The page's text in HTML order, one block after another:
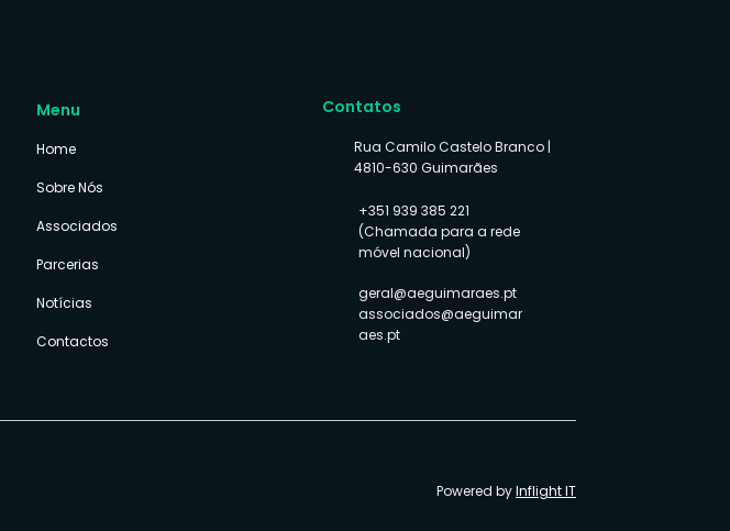
Menu
Home
Sobre Nós
Associados
Parcerias
Notícias
Contactos
Contatos
Rua Camilo Castelo Branco |
4810-630 Guimarães
+351 939 385 221
(Chamada para a rede
móvel nacional)
geral@aeguimaraes.pt
associados@aeguimar
aes.pt
Powered byInflight IT